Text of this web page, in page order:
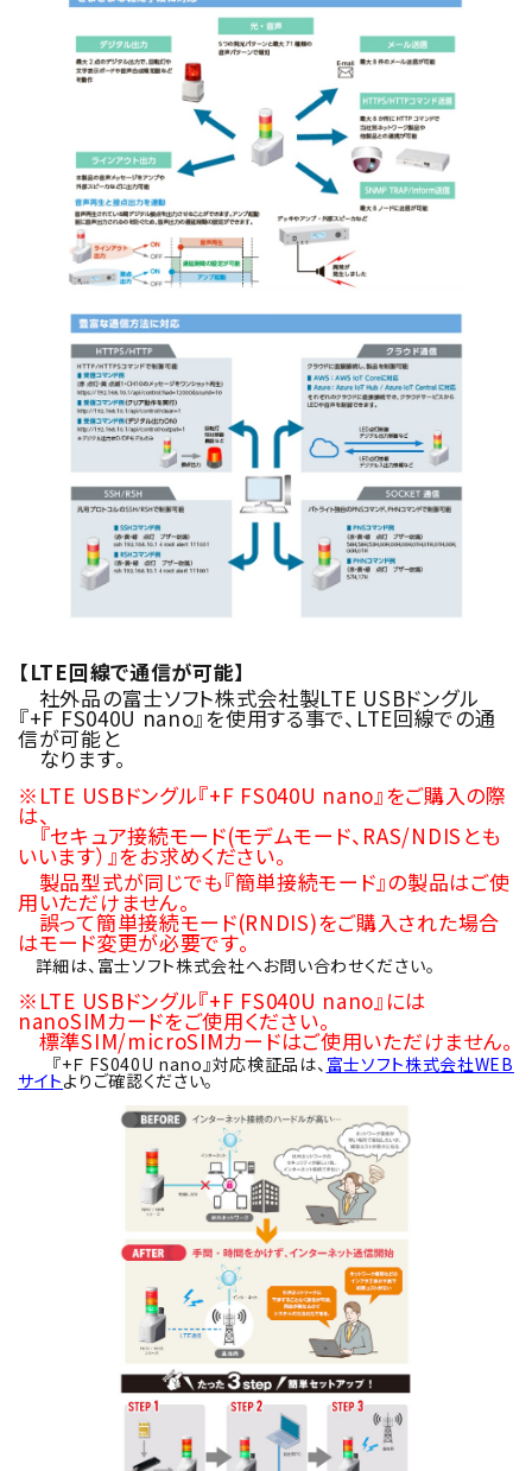
【LTE回線で通信が可能】
社外品の富士ソフト株式会社製LTE USBドングル
『+F FS040U nano』を使用する事で、LTE回線での通
信が可能と
なります。
※LTE USBドングル『+F FS040U nano』をご購入の際
は、
『セキュア接続モード(モデムモード、RAS/NDISとも
いいます）』をお求めください。
製品型式が同じでも『簡単接続モード』の製品はご使
用いただけません。
誤って簡単接続モード(RNDIS)をご購入された場合
はモード変更が必要です。
詳細は、富士ソフト株式会社へお問い合わせください。
※LTE USBドングル『+F FS040U nano』には
nanoSIMカードをご使用ください。
標準SIM/microSIMカードはご使用いただけません。
『+Ｆ FS040U nano』対応検証品は、 富士ソフト株式会社WEB
サイトよりご確認ください。